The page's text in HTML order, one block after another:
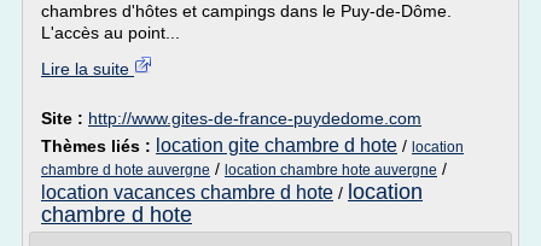
chambres d'hôtes et campings dans le Puy-de-Dôme.
L'accès au point...
Lire la suite
Site : http://www.gites-de-france-puydedome.com
Thèmes liés : location gite chambre d hote / location
chambre d hote auvergne / location chambre hote auvergne /
location vacances chambre d hote / location
chambre d hote